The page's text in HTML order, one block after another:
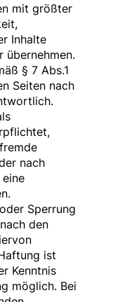
mit größter
Inhalte
übernehmen.
§ 7 Abs.1
Seiten nach
nach
Sperrung
den
ist
Kenntnis
möglich. Bei